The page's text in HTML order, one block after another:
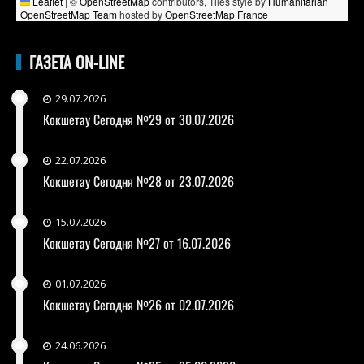
OpenStreetMap Teamhosted byOpenStreetMap France
ГАЗЕТА ON-LINE
29.07.2026
Кокшетау Сегодня №29 от 30.07.2026
22.07.2026
Кокшетау Сегодня №28 от 23.07.2026
15.07.2026
Кокшетау Сегодня №27 от 16.07.2026
01.07.2026
Кокшетау Сегодня №26 от 02.07.2026
24.06.2026